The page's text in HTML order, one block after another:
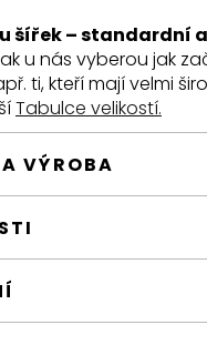
šířek – standardní
u nás vyberou jak
ti, kteří mají velmi
Tabulce velikostí.
VÝROBA